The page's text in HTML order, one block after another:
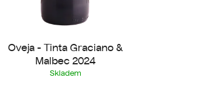
Oveja - Tinta Graciano &
Malbec 2024
Skladem